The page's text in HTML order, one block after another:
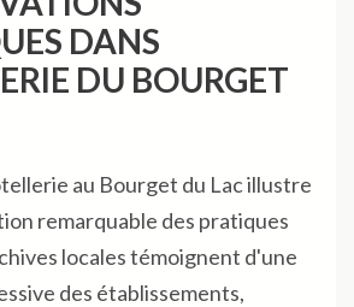
DANS
DU BOURGET
au Bourget du Lac illustre
remarquable des pratiques
locales témoignent d'une
des établissements,